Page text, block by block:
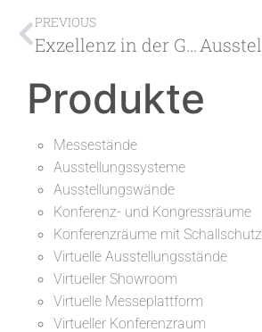
PREVIOUS
Exzellenz in der Gestaltung und dem Bau von Messeständen in Brünn
Produkte
Messestände
Ausstellungssysteme
Ausstellungswände
Konferenz- und Kongressräume
Konferenzräume mit Schallschutz
Virtuelle Ausstellungsstände
Virtueller Showroom
Virtuelle Messeplattform
Virtueller Konferenzraum